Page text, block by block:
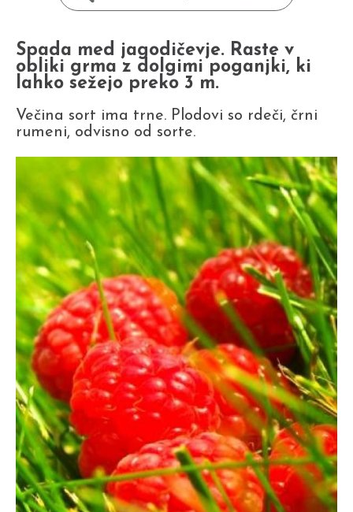
Spada med jagodičevje. Raste v
obliki grma z dolgimi poganjki, ki
lahko sežejo preko 3 m.
Večina sort ima trne. Plodovi so rdeči, črni
rumeni, odvisno od sorte.